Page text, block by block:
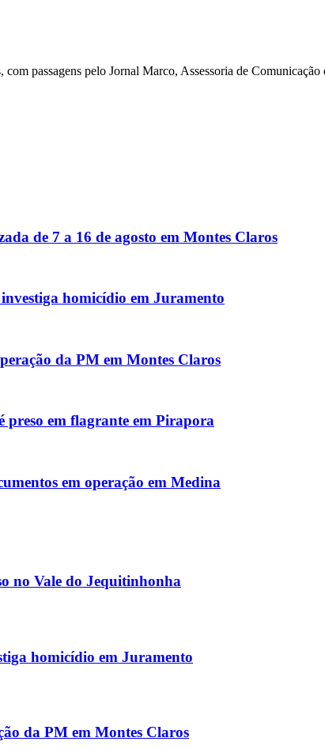
passagens pelo Jornal Marco, Assessoria de
de 7 a 16 de agosto em Montes Claros
homicídio em Juramento
da PM em Montes Claros
preso em flagrante em Pirapora
em operação em Medina
no Vale do Jequitinhonha
homicídio em Juramento
da PM em Montes Claros